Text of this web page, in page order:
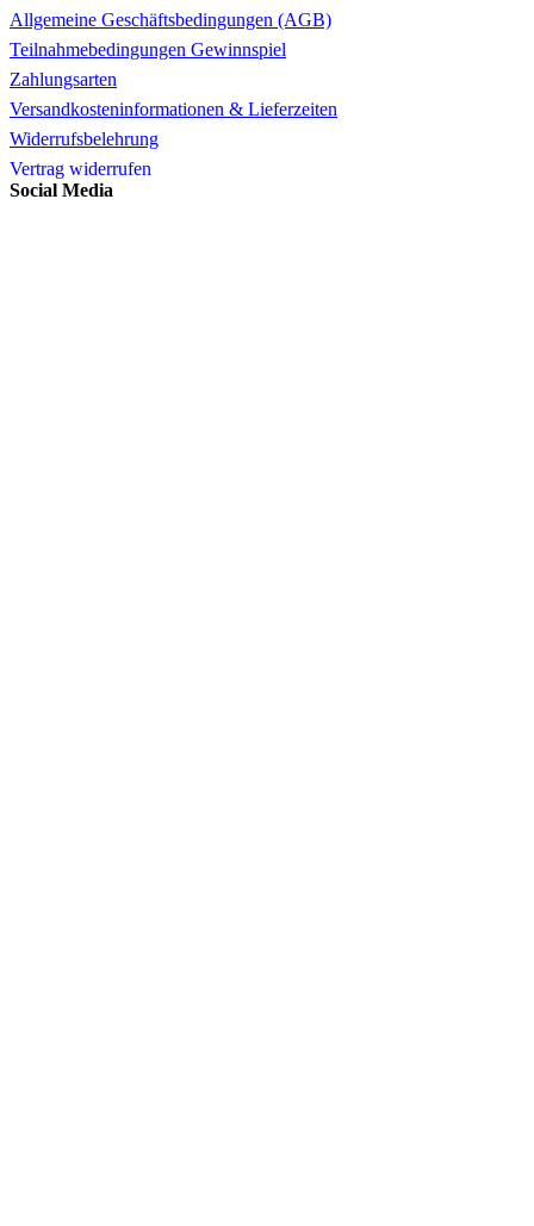
Allgemeine Geschäftsbedingungen (AGB)
Teilnahmebedingungen Gewinnspiel
Zahlungsarten
Versandkosteninformationen & Lieferzeiten
Widerrufsbelehrung
Vertrag widerrufen
Social Media